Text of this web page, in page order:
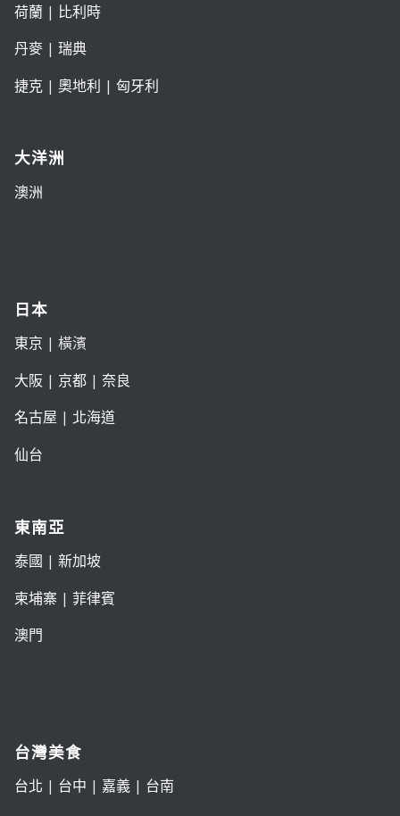
荷蘭| 比利時
丹麥| 瑞典
捷克| 奧地利 | 匈牙利
大洋洲
澳洲
日本
東京 | 橫濱
大阪 | 京都| 奈良
名古屋| 北海道
仙台
東南亞
泰國 | 新加坡
柬埔寨 | 菲律賓
澳門
台灣美食
台北 | 台中 | 嘉義| 台南